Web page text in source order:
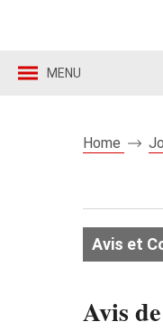
MENU
Home
Avis et
Avis